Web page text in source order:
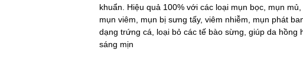
khuẩn. Hiệu quả 100% với các loại mụn bọc, mụn mủ,
mụn viêm, mụn bị sưng tấy, viêm nhiễm, mụn phát
dạng trứng cá, loại bỏ các tế bào sừng, giúp da hồng
sáng mịn